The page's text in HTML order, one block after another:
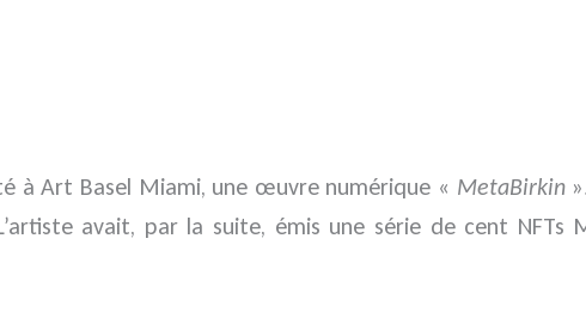
à Art Basel Miami, une œuvre numérique « MetaBirkin
avait, par la suite, émis une série de cent NFTs